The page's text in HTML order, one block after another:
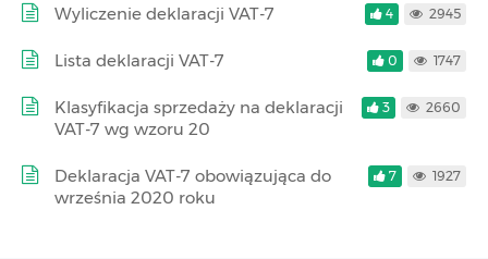
Wyliczenie deklaracji VAT-7 4 2945
Lista deklaracji VAT-7 0 1747
Klasyfikacja sprzedaży na deklaracji
VAT-7 wg wzoru 20
3 2660
Deklaracja VAT-7 obowiązująca do
września 2020 roku
7 1927